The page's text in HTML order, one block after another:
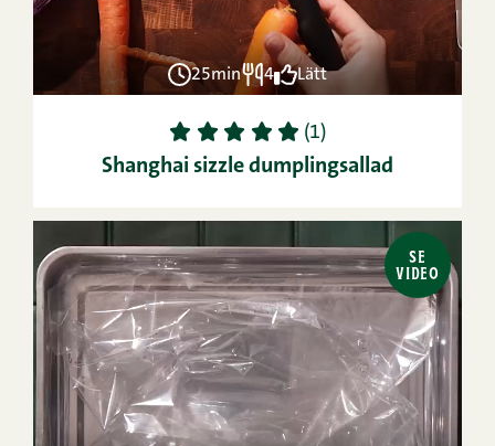
25min 4 Lätt
1 2 3 4 5 (1)
Shanghai sizzle dumplingsallad
SE
VIDEO